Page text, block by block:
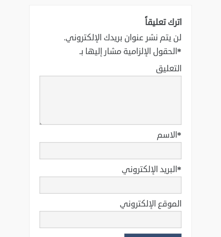
اترك تعليقاً
لن يتم نشر عنوان بريدك الإلكتروني.
الحقول الإلزامية مشار إليها بـ*
التعليق
الاسم*
البريد الإلكتروني*
الموقع الإلكتروني